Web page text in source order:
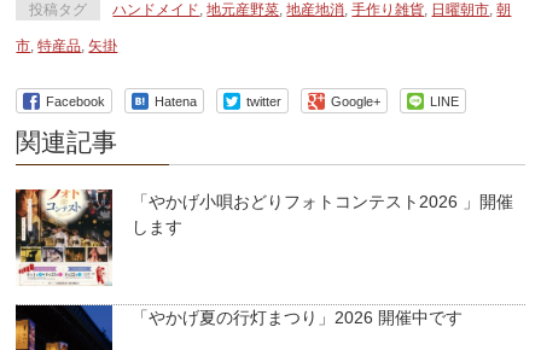
投稿タグ ハンドメイド,地元産野菜,地産地消,手作り雑貨, 日曜朝市,朝
市,特産品,矢掛
Facebook Hatena twitter Google+ LINE
関連記事
「やかげ小唄おどりフォトコンテスト2026 」開催
します
「やかげ夏の行灯まつり」2026 開催中です